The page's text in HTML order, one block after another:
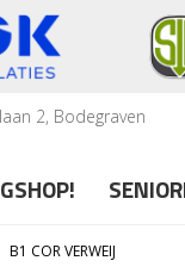
2, Bodegraven
B1 COR VERWEIJ